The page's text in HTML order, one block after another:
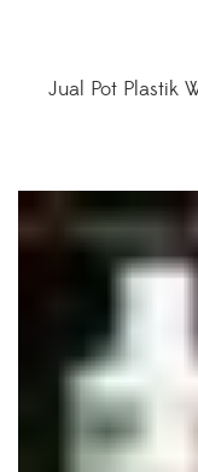
Jual Pot Plastik